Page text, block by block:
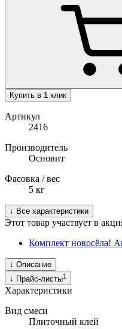
Купить в 1 клик
Артикул
2416
Производитель
Основит
Фасовка / вес
5 кг
↓ Все характеристики
Этот товар участвует в
Комплект новосёла!
↓ Описание
↓ Прайс-листы1
Характеристики
Вид смеси
Плиточный клей